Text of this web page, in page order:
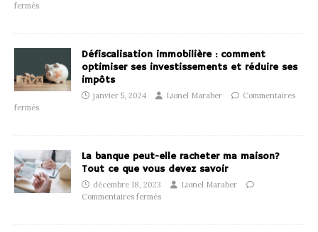
fermés
Défiscalisation immobilière : comment
optimiser ses investissements et réduire ses
impôts
janvier 5, 2024 Lionel Maraber
Commentaires
fermés
La banque peut-elle racheter ma maison?
Tout ce que vous devez savoir
décembre 18, 2023
Lionel Maraber
Commentaires fermés